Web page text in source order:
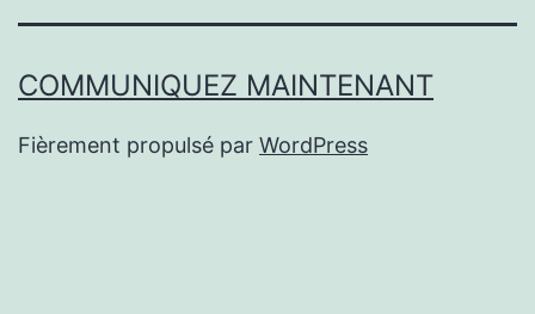
COMMUNIQUEZ MAINTENANT
Fièrement propulsé par WordPress